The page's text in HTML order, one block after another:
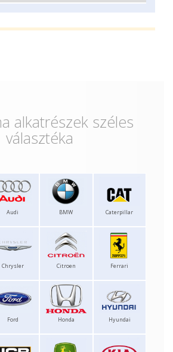
alkatrészek széles
választéka
Audi BMW Caterpillar
Chrysler Citroen Ferrari
Ford Honda Hyundai